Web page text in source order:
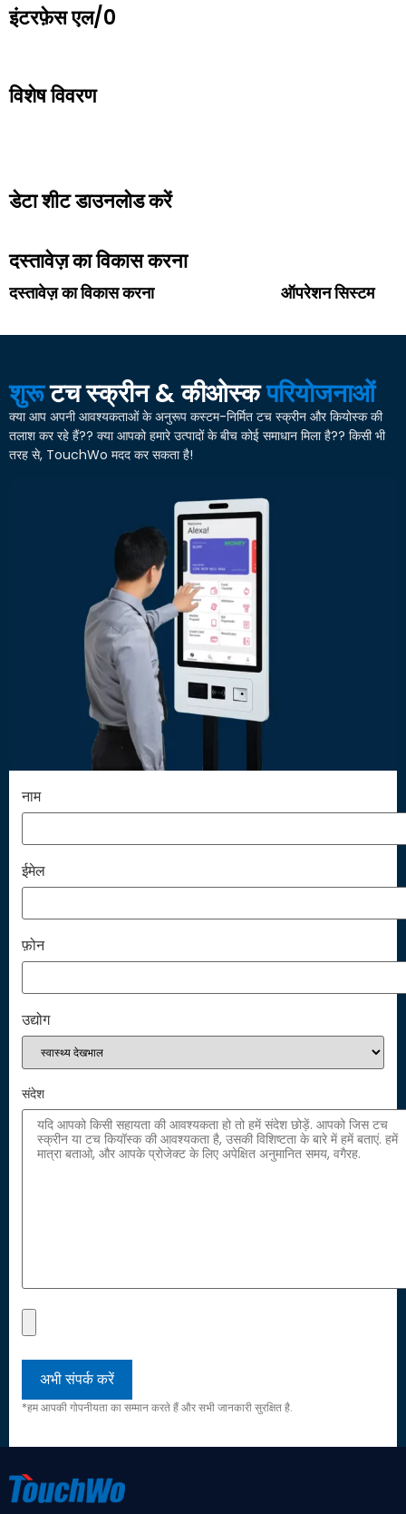
इंटरफ़ेस एल/0
विशेष विवरण
डेटा शीट डाउनलोड करें
दस्तावेज़ का विकास करना
दस्तावेज़ का विकास करना ऑपरेशन सिस्टम
शुरूटच स्क्रीन & कीओस्कपरियोजनाओं
क्या आप अपनी आवश्यकताओं के अनुरूप कस्टम-निर्मित टच स्क्रीन और कियोस्क की
तलाश कर रहे हैं?? क्या आपको हमारे उत्पादों के बीच कोई समाधान मिला है?? किसी भी
तरह से, TouchWo मदद कर सकता है!
नाम
ईमेल
फ़ोन
उद्योग
संदेश
*हम आपकी गोपनीयता का सम्मान करते हैं और सभी जानकारी सुरक्षित है.